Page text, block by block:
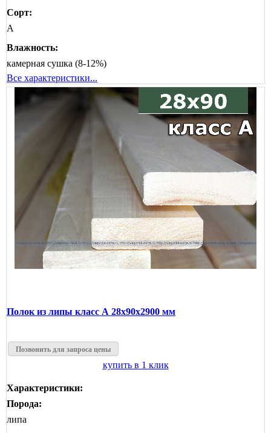
Сорт:
А
Влажность:
камерная сушка (8-12%)
Все характеристики...
Полок из липы класс А 28x90x2900 мм
Позвонить для запроса цены
купить в 1 клик
Характеристики:
Порода:
липа